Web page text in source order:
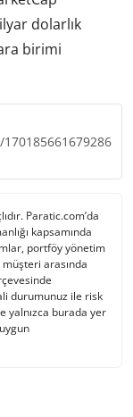
dolarlık
birimi
Paratic.com’da
kapsamında
portföy yönetim
arasında
durumunuz ile risk
yalnızca burada yer